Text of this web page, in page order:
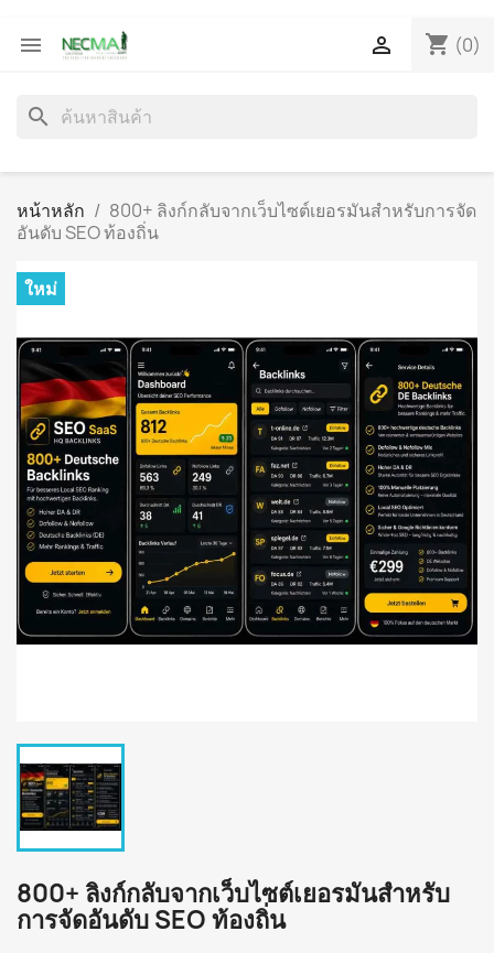
 shopping_cart (0)

search
หน้าหลัก
800+ ลิงก์กลับจากเว็บไซต์เยอรมันสำหรับการจัด
อันดับ SEO ท้องถิ่น
ใหม่
800+ ลิงก์กลับจากเว็บไซต์เยอรมันสำหรับ
การจัดอันดับ SEO ท้องถิ่น